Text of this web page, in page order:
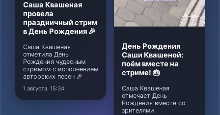
Саша Квашеная
провела
праздничный стрим
в День Рождения 🎉
Саша Квашеная
отметила День
Рождения чудесным
стримом с исполнением
авторских песен 🎉
1 августа, 15:34
День Рождения
Саши Квашеной:
поём вместе на
стриме! 🎂
Саша Квашеная
отмечает День
Рождения вместе со
зрителями